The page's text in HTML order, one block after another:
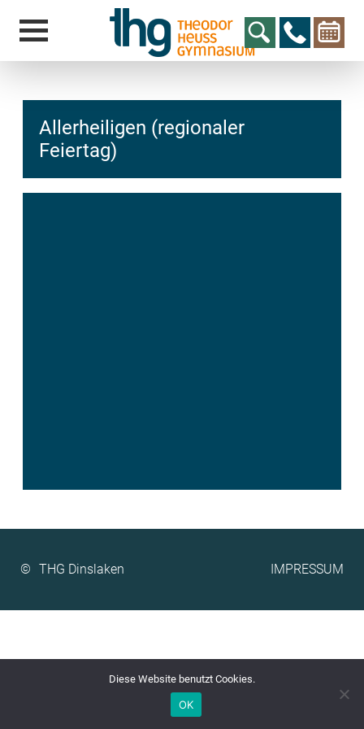
ed.ne
kalsn
id-gh
t@elu
hcs
Allerheiligen (regionaler
Feiertag)
© IMPRESSUM
Diese Website benutzt Cookies.
OK